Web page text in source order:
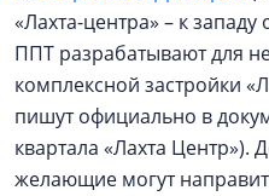
«Лахта-центра» – к
ППТ разрабатывают для
комплексной застройки
пишут официально в
квартала «Лахта Центр»).
желающие могут